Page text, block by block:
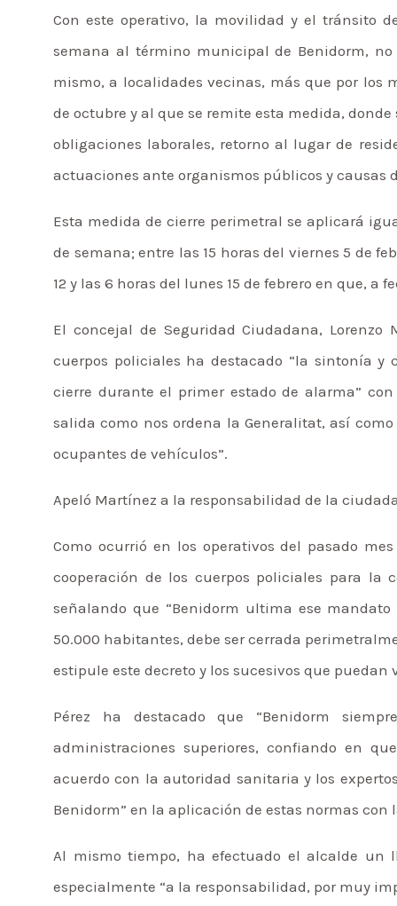
Con este operativo, la movilidad y el tránsito
semana al término municipal de Benidorm,
mismo, a localidades vecinas, más que por los
de octubre y al que se remite esta medida,
obligaciones laborales, retorno al lugar de
actuaciones ante organismos públicos y causas
Esta medida de cierre perimetral se aplicará
de semana; entre las 15 horas del viernes 5 de
12 y las 6 horas del lunes 15 de febrero en que, a
El concejal de Seguridad Ciudadana,
cuerpos policiales ha destacado “la sintonía y
cierre durante el primer estado de alarma”
salida como nos ordena la Generalitat, así
ocupantes de vehículos”.
Apeló Martínez a la responsabilidad de la
Como ocurrió en los operativos del pasado
cooperación de los cuerpos policiales para la
señalando que “Benidorm ultima ese
50.000 habitantes, debe ser cerrada
estipule este decreto y los sucesivos que puedan
Pérez ha destacado que “Benidorm
administraciones superiores, confiando en
acuerdo con la autoridad sanitaria y los
Benidorm” en la aplicación de estas normas
Al mismo tiempo, ha efectuado el alcalde un
especialmente “a la responsabilidad, por muy